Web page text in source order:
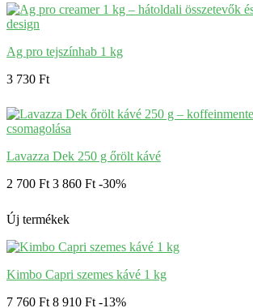
Ag pro tejszínhab 1 kg
3 730 Ft
Lavazza Dek 250 g őrölt kávé
2 700 Ft 3 860 Ft -30%
Új termékek
Kimbo Capri szemes kávé 1 kg
7 760 Ft 8 910 Ft -13%